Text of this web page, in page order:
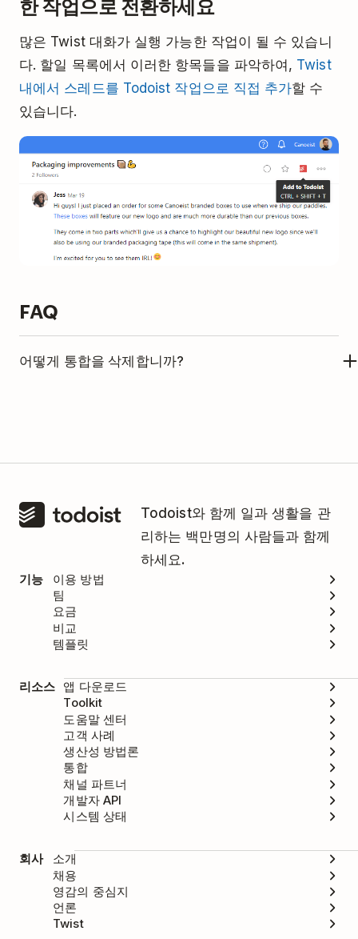
한 작업으로 전환하세요
많은 Twist 대화가 실행 가능한 작업이 될 수 있습니
다. 할일 목록에서 이러한 항목들을 파악하여, Twist
내에서 스레드를 Todoist 작업으로 직접 추가할 수
있습니다.
FAQ
어떻게 통합을 삭제합니까?
Todoist와 함께 일과 생활을 관
리하는 백만명의 사람들과 함께
하세요.
기능
이용 방법
팀
요금
비교
템플릿
리소스 앱 다운로드
Toolkit
도움말 센터
고객 사례
생산성 방법론
통합
채널 파트너
개발자 API
시스템 상태
회사
소개
채용
영감의 중심지
언론
Twist